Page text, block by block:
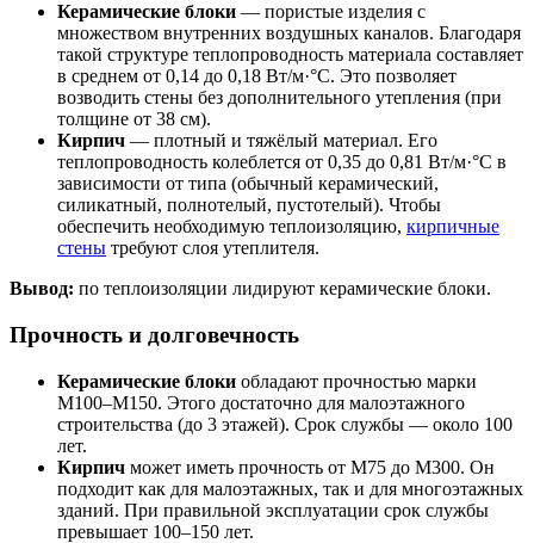
Керамические блоки — пористые изделия с
множеством внутренних воздушных каналов. Благодаря
такой структуре теплопроводность материала составляет
в среднем от 0,14 до 0,18 Вт/м·°С. Это позволяет
возводить стены без дополнительного утепления (при
толщине от 38 см).
Кирпич — плотный и тяжёлый материал. Его
теплопроводность колеблется от 0,35 до 0,81 Вт/м·°С в
зависимости от типа (обычный керамический,
силикатный, полнотелый, пустотелый). Чтобы
обеспечить необходимую теплоизоляцию, кирпичные
стены требуют слоя утеплителя.
Вывод: по теплоизоляции лидируют керамические блоки.
Прочность и долговечность
Керамические блоки обладают прочностью марки
М100–М150. Этого достаточно для малоэтажного
строительства (до 3 этажей). Срок службы — около 100
лет.
Кирпич может иметь прочность от М75 до М300. Он
подходит как для малоэтажных, так и для многоэтажных
зданий. При правильной эксплуатации срок службы
превышает 100–150 лет.